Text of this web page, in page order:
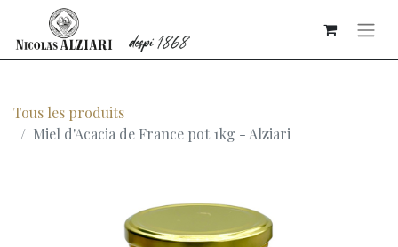
Tous les produits
Miel d'Acacia de France pot 1kg - Alziari